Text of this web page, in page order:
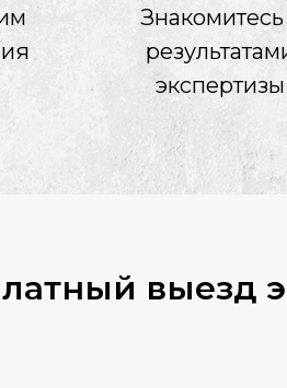
Знакомитесь
экспертизы
выезд